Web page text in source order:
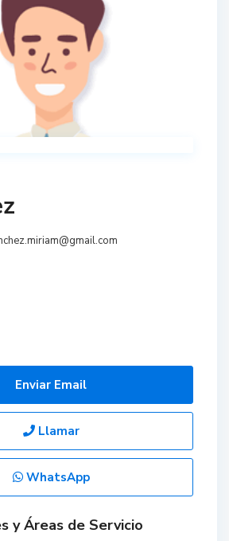
Enviar Email
Llamar
WhatsApp
y Áreas de Servicio